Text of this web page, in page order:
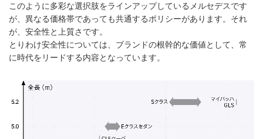
このように多彩な選択肢をラインアップしているメルセデスです
が、異なる価格帯であっても共通するポリシーがあります。それ
が、安全性と上質さです。
とりわけ安全性については、ブランドの根幹的な価値として、常
に時代をリードする内容となっています。